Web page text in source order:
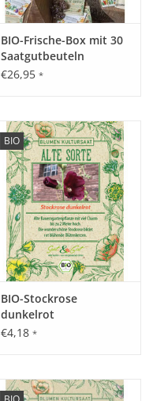
BIO-Frische-Box mit 30
Saatgutbeuteln
€26,95 *
BIO
BIO-Stockrose
dunkelrot
€4,18 *